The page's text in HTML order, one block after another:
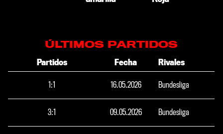
ÚLTIMOS PARTIDOS
Partidos Fecha Rivales
1:1 16.05.2026 Bundesliga
3:1 09.05.2026 Bundesliga